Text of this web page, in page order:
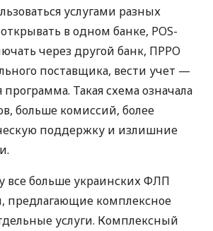
услугами разных
в одном банке, POS-
через другой банк, ПРРО
поставщика, вести учет —
Такая схема означала
больше комиссий, более
поддержку и излишние
все больше украинских ФЛП
предлагающие комплексное
услуги. Комплексный